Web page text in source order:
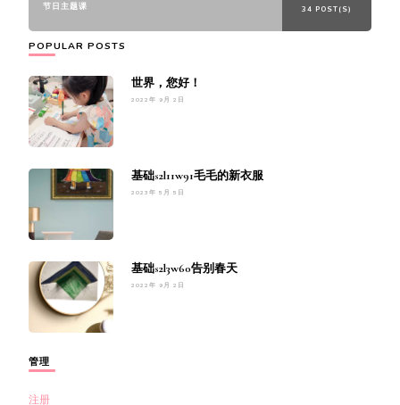
节日主题课 34 POST(S)
POPULAR POSTS
世界，您好！
2022年 9月 2日
基础s2l11w91毛毛的新衣服
2023年 5月 5日
基础s2l3w60告别春天
2022年 9月 2日
管理
注册